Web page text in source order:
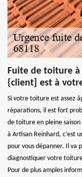
Fuite de toiture à
{client] est à
Si votre toiture est assez
réparations, il est fort
de toiture en pleine
à Artisan Reinhard, c’est
pour vous dépanner. Il va
diagnostiquer votre
Pour de plus amples